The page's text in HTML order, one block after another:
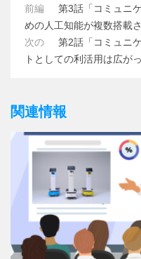
前編
第3話「コミュニ
めの人工知能が複数搭載
次の
第2話「コミュニ
トとしての利活用は広が
関連情報